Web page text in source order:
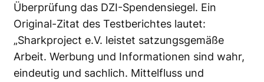
Überprüfung das DZI-Spendensiegel. Ein
Original-Zitat des Testberichtes lautet:
„Sharkproject e.V. leistet satzungsgemäße
Arbeit. Werbung und Informationen sind wahr,
eindeutig und sachlich. Mittelfluss und